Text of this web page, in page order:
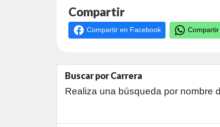
Compartir
Compartir en Facebook Compartir
Buscar por Carrera
Realiza una búsqueda por nombre